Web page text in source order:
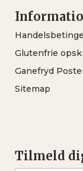
Glutenfrie
Ganefryd
Sitemap
Tilmeld